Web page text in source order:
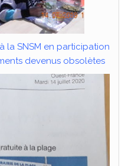
la SNSM en participation
devenus obsolètes